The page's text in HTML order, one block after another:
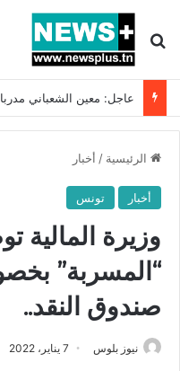
بحث عن
عاجل: معين الشعباني
الرئيسية / أخبار
أخبار تونس
وزيرة المالية
“المسربة”
صندوق النقد..
نيوز بلوس 7 يناير، 2022